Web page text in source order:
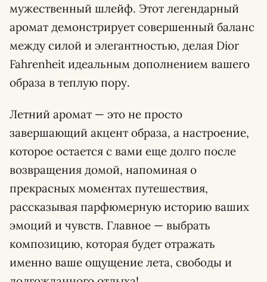
мужественный шлейф. Этот легендарный
аромат демонстрирует совершенный баланс
между силой и элегантностью, делая Dior
Fahrenheit идеальным дополнением вашего
образа в теплую пору.
Летний аромат — это не просто
завершающий акцент образа, а настроение,
которое остается с вами еще долго после
возвращения домой, напоминая о
прекрасных моментах путешествия,
рассказывая парфюмерную историю ваших
эмоций и чувств. Главное — выбрать
композицию, которая будет отражать
именно ваше ощущение лета, свободы и